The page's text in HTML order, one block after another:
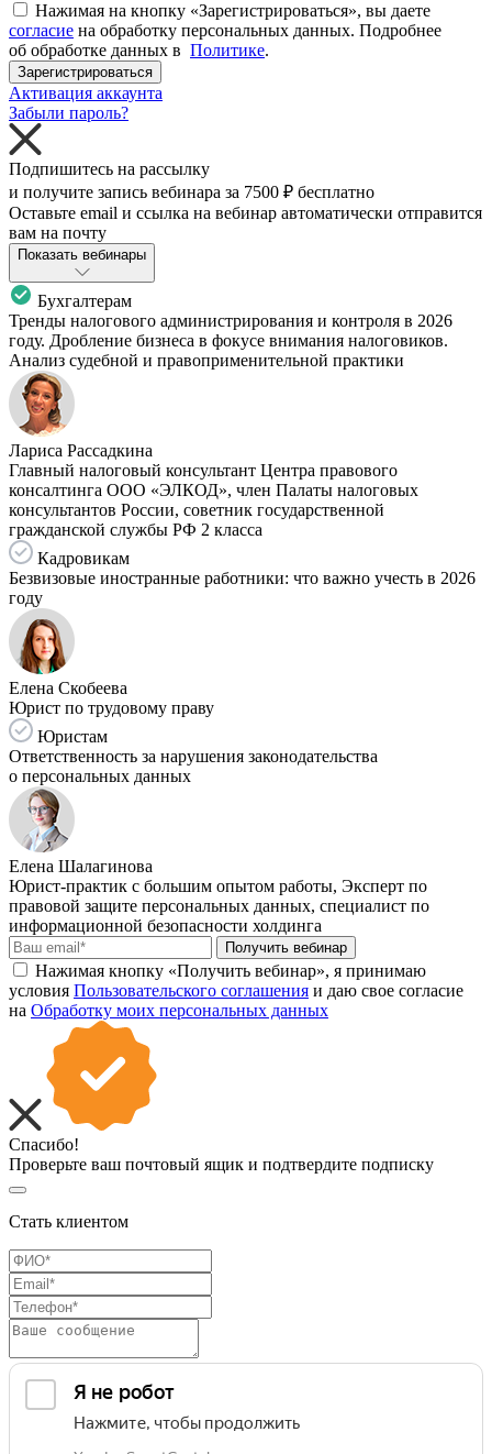
Нажимая на кнопку «Зарегистрироваться», вы даете
согласие на обработку персональных данных. Подробнее
об обработке данных в Политике.
Зарегистрироваться
Активация аккаунта
Забыли пароль?
Подпишитесь на рассылку
и получите запись вебинара за 7500 ₽ бесплатно
Оставьте email и ссылка на вебинар автоматически отправится
вам на почту
Показать вебинары
Бухгалтерам
Тренды налогового администрирования и контроля в 2026
году. Дробление бизнеса в фокусе внимания налоговиков.
Анализ судебной и правоприменительной практики
Лариса Рассадкина
Главный налоговый консультант Центра правового
консалтинга ООО «ЭЛКОД», член Палаты налоговых
консультантов России, советник государственной
гражданской службы РФ 2 класса
Кадровикам
Безвизовые иностранные работники: что важно учесть в 2026
году
Елена Скобеева
Юрист по трудовому праву
Юристам
Ответственность за нарушения законодательства
о персональных данных
Елена Шалагинова
Юрист-практик с большим опытом работы, Эксперт по
правовой защите персональных данных, специалист по
информационной безопасности холдинга
Получить вебинар
Нажимая кнопку «Получить вебинар», я принимаю
условия Пользовательского соглашения и даю свое согласие
на Обработку моих персональных данных
Спасибо!
Проверьте ваш почтовый ящик и подтвердите подписку
Стать клиентом